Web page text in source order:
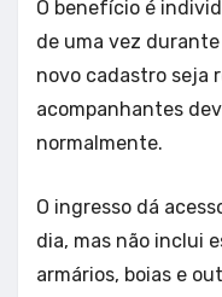
O benefício é
de uma vez
novo cadastro seja
acompanhantes
normalmente.
O ingresso dá
dia, mas não inclui
armários, boias e